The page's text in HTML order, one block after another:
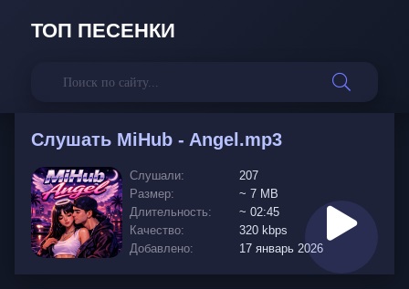
ТОП ПЕСЕНКИ
Слушать MiHub - Angel.mp3
Слушали:
207
Размер:
~ 7 MB
Длительность:
~ 02:45
Качество:
320 kbps
Добавлено:
17 январь 2026